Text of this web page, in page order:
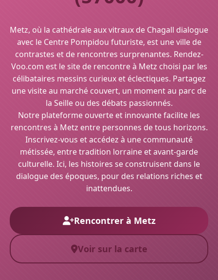
Metz, où la cathédrale aux vitraux de Chagall dialogue
avec le Centre Pompidou futuriste, est une ville de
contrastes et de rencontres surprenantes. Rendez-
Voo.com est le site de rencontre à Metz choisi par les
célibataires messins curieux et éclectiques. Partagez
une visite au marché couvert, un moment au parc de
la Seille ou des débats passionnés.
Notre plateforme ouverte et innovante facilite les
rencontres à Metz entre personnes de tous horizons.
Inscrivez-vous et accédez à une communauté
métissée, entre tradition lorraine et avant-garde
culturelle. Ici, les histoires se construisent dans le
dialogue des époques, pour des relations riches et
inattendues.
Rencontrer à Metz
Voir sur la carte